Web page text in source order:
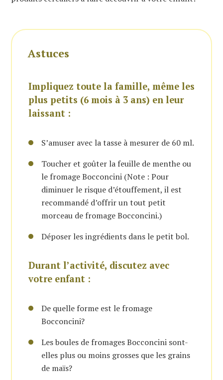
Astuces
Impliquez toute la famille, même les
plus petits (6 mois à 3 ans) en leur
laissant :
S’amuser avec la tasse à mesurer de 60 ml.
Toucher et goûter la feuille de menthe ou
le fromage Bocconcini (Note : Pour
diminuer le risque d’étouffement, il est
recommandé d’offrir un tout petit
morceau de fromage Bocconcini.)
Déposer les ingrédients dans le petit bol.
Durant l’activité, discutez avec
votre enfant :
De quelle forme est le fromage
Bocconcini?
Les boules de fromages Bocconcini sont-
elles plus ou moins grosses que les grains
de maïs?